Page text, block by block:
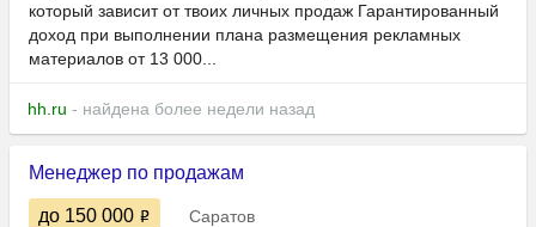
который зависит от твоих личных продаж Гарантированный
доход при выполнении плана размещения рекламных
материалов от 13 000...
hh.ru - найдена более недели назад
Менеджер по продажам
до 150 000
Саратов